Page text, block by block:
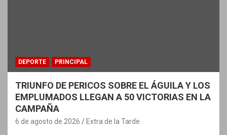
DEPORTE PRINCIPAL
TRIUNFO DE PERICOS SOBRE EL ÁGUILA Y LOS
EMPLUMADOS LLEGAN A 50 VICTORIAS EN LA
CAMPAÑA
6 de agosto de 2026 Extra de la Tarde